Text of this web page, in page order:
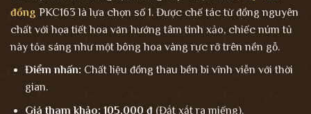
đồng PKC163 là lựa chọn số 1. Được chế tác từ đồng nguyên
chất với họa tiết hoa văn hướng tâm tinh xảo, chiếc núm tủ
này tỏa sáng như một bông hoa vàng rực rỡ trên nền gỗ.
Điểm nhấn: Chất liệu đồng thau bền bỉ vĩnh viễn với thời
gian.
Giá tham khảo: 105,000 đ(Đắt xắt ra miếng).